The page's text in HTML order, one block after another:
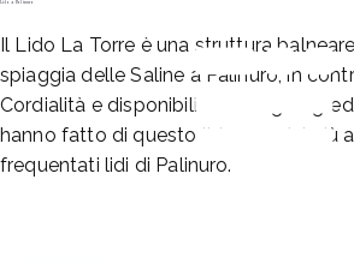
al
contenuto
Lido a Palinuro
Il Lido La Torre è una struttura
spiaggia delle Saline a Palinuro, in
Cordialità e disponibilità sono gli
hanno fatto di questo lido uno dei più
frequentati lidi di Palinuro.